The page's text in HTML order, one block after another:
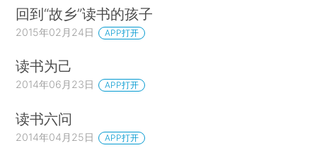
回到“故乡”读书的孩子
2015年02月24日 APP打开
读书为己
2014年06月23日 APP打开
读书六问
2014年04月25日 APP打开